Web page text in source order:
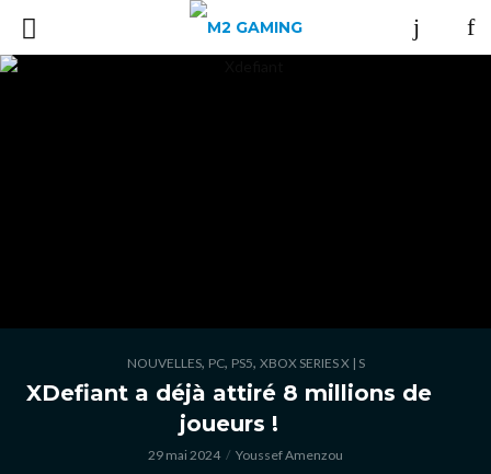
NOUVELLES, PC, PS5, XBOX SERIES X | S
XDefiant a déjà attiré 8 millions de
joueurs !
29 mai 2024 Youssef Amenzou